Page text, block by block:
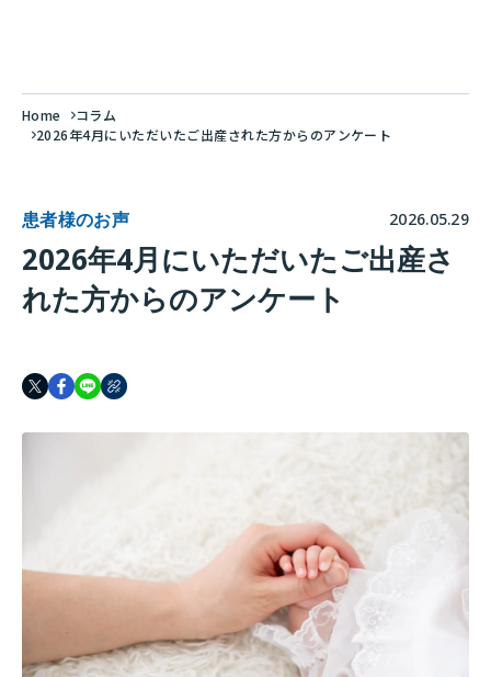
Home
コラム
2026年4月にいただいたご出産された方からのアンケート
患者様のお声 2026.05.29
2026年4月にいただいたご出産さ
れた方からのアンケート